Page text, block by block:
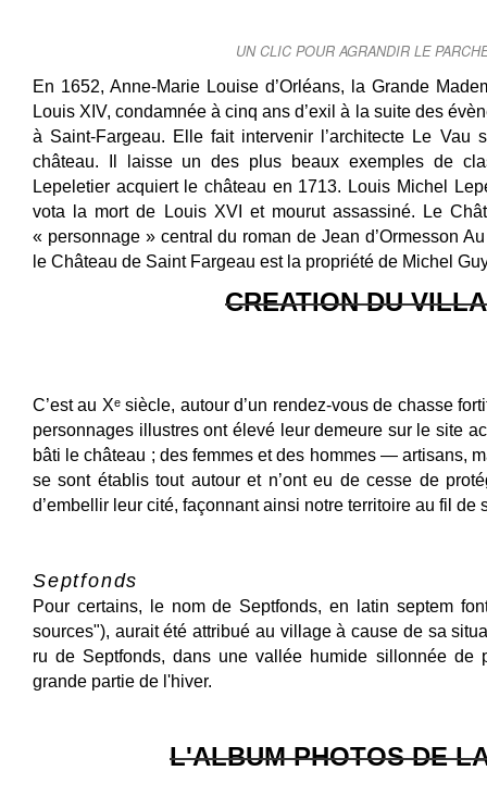
UN CLIC POUR AGRANDIR LE
En 1652, Anne-Marie Louise d’Orléans, la Grande
Louis XIV, condamnée à cinq ans d’exil à la suite des
à Saint-Fargeau. Elle fait intervenir l’architecte Le Vau
château. Il laisse un des plus beaux exemples de
Lepeletier acquiert le château en 1713. Louis Michel
vota la mort de Louis XVI et mourut assassiné. Le
« personnage » central du roman de Jean d’Ormesson
le Château de Saint Fargeau est la propriété de Michel
CREATION DU
C’est au Xᵉ siècle, autour d’un rendez-vous de chasse
personnages illustres ont élevé leur demeure sur le site
bâti le château ; des femmes et des hommes — artisans,
se sont établis tout autour et n’ont eu de cesse de
d’embellir leur cité, façonnant ainsi notre territoire au fil
Septfonds
Pour certains, le nom de Septfonds, en latin septem
sources"), aurait été attribué au village à cause de sa
ru de Septfonds, dans une vallée humide sillonnée de
grande partie de l'hiver.
L'ALBUM PHOTOS DE